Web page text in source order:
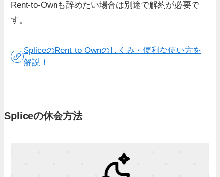
Rent-to-Ownも辞めたい場合は別途で解約が必要で
す。
SpliceのRent-to-Ownのしくみ・便利な使い方を
解説！
Spliceの休会方法